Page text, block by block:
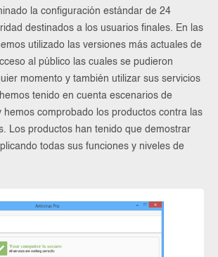
la configuración estándar de 24
destinados a los usuarios finales. En las
utilizado las versiones más actuales de
al público las cuales se pudieron
momento y también utilizar sus servicios
tenido en cuenta escenarios de
hemos comprobado los productos contra las
Los productos han tenido que demostrar
todas sus funciones y niveles de